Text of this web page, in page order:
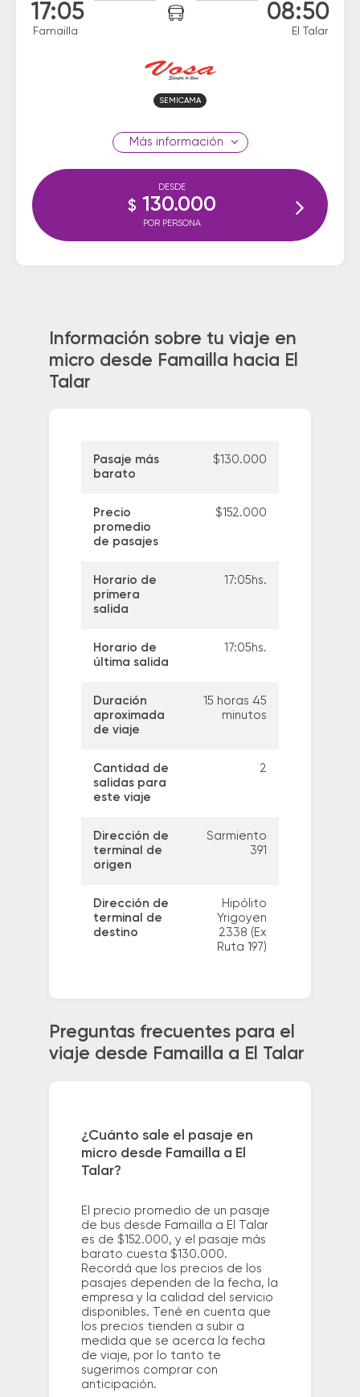
17:05
Famailla
08:50
El Talar
SEMICAMA
información
DESDE
$ 130.000
POR PERSONA
Información sobre tu viaje en
micro desde Famailla hacia El
Talar
Pasaje más
barato
$130.000
Precio
promedio
de pasajes
$152.000
Horario de
primera
salida
17:05hs.
Horario de
última salida
17:05hs.
Duración
aproximada
de viaje
15 horas 45
minutos
Cantidad de
salidas para
este viaje
2
Dirección de
terminal de
origen
Sarmiento
391
Dirección de
terminal de
destino
Hipólito
Yrigoyen
2338 (Ex
Ruta 197)
Preguntas frecuentes para el
viaje desde Famailla a El Talar
¿Cuánto sale el pasaje en
micro desde Famailla a El
Talar?
El precio promedio de un pasaje
de bus desde Famailla a El Talar
es de $152.000, y el pasaje más
barato cuesta $130.000.
Recordá que los precios de los
pasajes dependen de la fecha, la
empresa y la calidad del servicio
disponibles. Tené en cuenta que
los precios tienden a subir a
medida que se acerca la fecha
de viaje, por lo tanto te
sugerimos comprar con
anticipación.